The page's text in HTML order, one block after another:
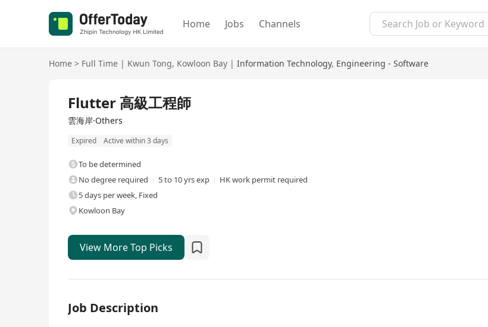
Home Jobs Channels
Home > Full Time | Kwun Tong, Kowloon Bay | Information Technology, Engineering - Software
Flutter 高級工程師
雲海岸·Others
Expired Active within 3 days
To be determined
No degree required
5 to 10 yrs exp
HK work permit required
5 days per week, Fixed
Kowloon Bay
View More Top Picks
Job Description